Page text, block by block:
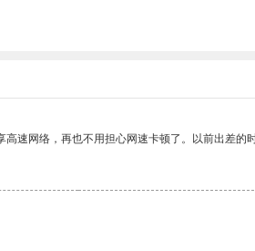
速网络，再也不用担心网速卡顿了。以前出差的